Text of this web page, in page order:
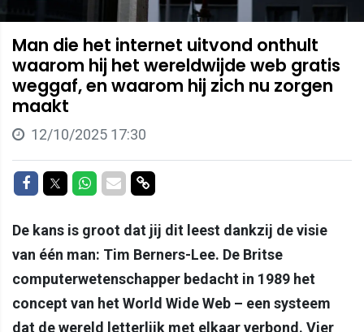
Man die het internet uitvond onthult
waarom hij het wereldwijde web gratis
weggaf, en waarom hij zich nu zorgen
maakt
12/10/2025 17:30
Delen op Facebook
Delen op Twitter
Delen op Whatsapp
Delen via Mail
Delen via link
De kans is groot dat jij dit leest dankzij de visie
van één man: Tim Berners-Lee. De Britse
computerwetenschapper bedacht in 1989 het
concept van het World Wide Web – een systeem
dat de wereld letterlijk met elkaar verbond. Vier